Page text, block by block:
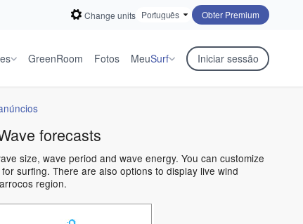
Change units Obter Premium
GreenRoom Fotos MeuSurf Iniciar sessão
forecasts
size, wave period and wave energy. You can customize
surfing. There are also options to display live wind
region.